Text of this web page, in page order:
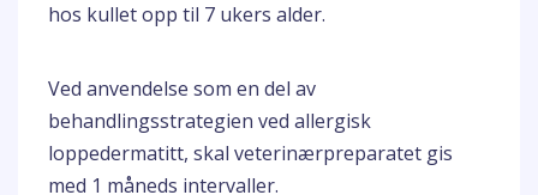
hos kullet opp til 7 ukers alder.
Ved anvendelse som en del av
behandlingsstrategien ved allergisk
loppedermatitt, skal veterinærpreparatet gis
med 1 måneds intervaller.